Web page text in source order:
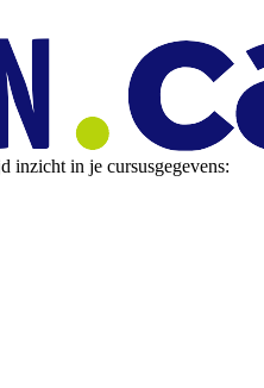
inzicht in je cursusgegevens: